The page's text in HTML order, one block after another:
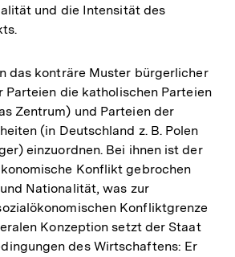
und die Intensität des
das konträre Muster bürgerlicher
Parteien die katholischen Parteien
Zentrum) und Parteien der
(in Deutschland z. B. Polen
einzuordnen. Bei ihnen ist der
Konflikt gebrochen
Nationalität, was zur
Konfliktgrenze
Konzeption setzt der Staat
des Wirtschaftens: Er